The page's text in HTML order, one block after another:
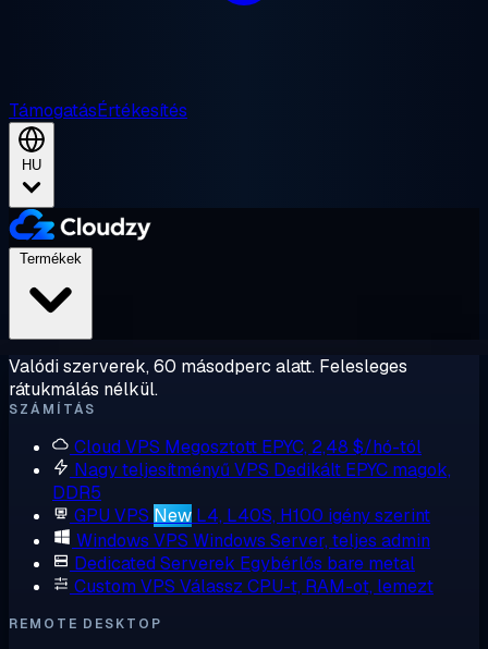
TámogatásÉrtékesítés
HU
Valódi szerverek, 60 másodperc alatt. Felesleges
rátukmálás nélkül.
SZÁMÍTÁS
Cloud VPS Megosztott EPYC, 2,48 $/hó-tól
Nagy teljesítményű VPS Dedikált EPYC magok,
DDR5
GPU VPS New L4, L40S, H100 igény szerint
Windows VPS Windows Server, teljes admin
Dedicated Serverek Egybérlős bare metal
Custom VPS Válassz CPU-t, RAM-ot, lemezt
REMOTE DESKTOP